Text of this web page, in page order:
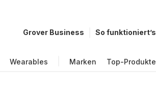
Grover Business So funktioniert’s
Wearables Marken Top-Produkte